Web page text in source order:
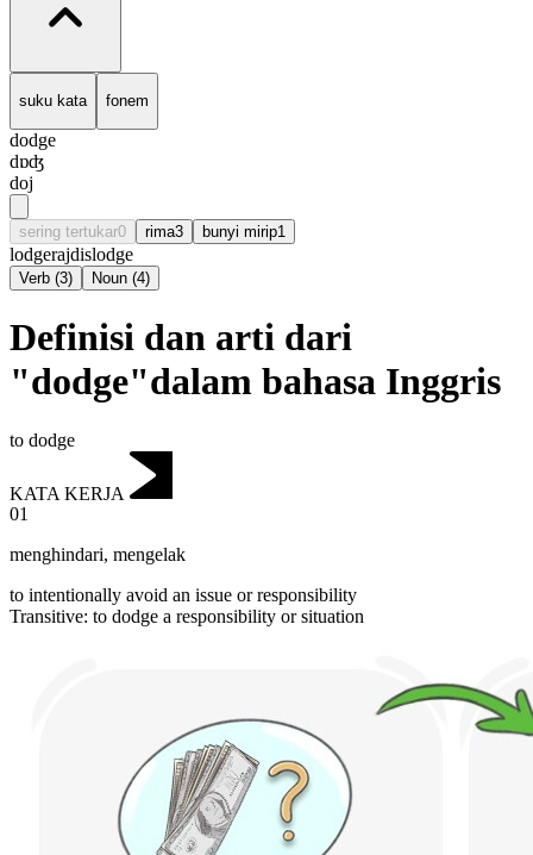
suku kata fonem
dodge
dɒʤ
doj
sering tertukar0 rima3 bunyi mirip1
lodgerajdislodge
Verb (3) Noun (4)
Definisi dan arti dari
"dodge"dalam bahasa Inggris
to dodge
KATA KERJA
01
menghindari, mengelak
to intentionally avoid an issue or responsibility
Transitive: to dodge a responsibility or situation